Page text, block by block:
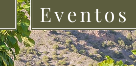
Eventos